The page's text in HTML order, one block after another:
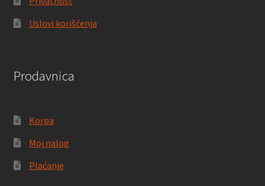
Uslovi korišćenja
Prodavnica
Korpa
Moj nalog
Plaćanje